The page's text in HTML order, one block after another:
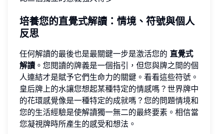
培養您的直覺式解讀：情境、符號與個人
反思
任何解讀的最後也是最關鍵一步是激活您的 直覺式
解讀 。您閱讀的牌義是一個指引，但您與牌之間的個
人連結才是賦予它們生命力的關鍵。看看這些符號。
皇后牌上的水讓您想起某種特定的情感嗎？世界牌中
的花環感覺像是一種特定的成就嗎？您的問題情境和
您的生活經驗是使解讀獨一無二的最終要素。相信當
您凝視牌時所產生的感受和想法。